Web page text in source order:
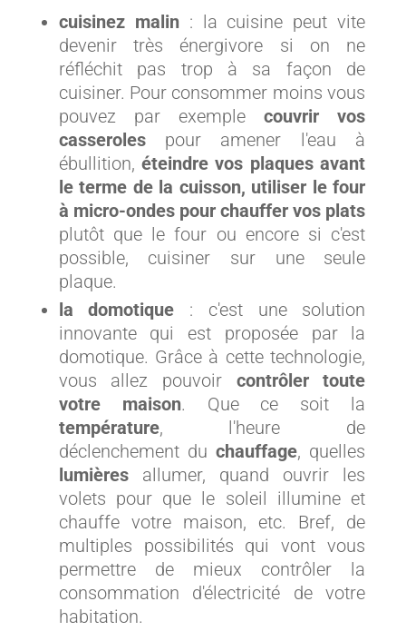
cuisinez malin: la cuisine peut vite
devenir très énergivore si on ne
réfléchit pas trop à sa façon de
cuisiner. Pour consommer moins vous
pouvez par exemplecouvrir vos
casserolespour amener l'eau à
ébullition, éteindre vos plaques avant
le terme de la cuisson, utiliser le four
à micro-ondes pour chauffer vos plats
plutôt que le four ou encore si c'est
possible, cuisiner sur une seule
plaque.
la domotique : c'est une solution
innovante qui est proposée par la
domotique. Grâce à cette technologie,
vous allez pouvoir contrôler toute
votre maison. Que ce soit la
température, l'heure de
déclenchement duchauffage, quelles
lumièresallumer, quand ouvrir les
volets pour que le soleil illumine et
chauffe votre maison, etc. Bref, de
multiples possibilités qui vont vous
permettre de mieux contrôler la
consommation d'électricité de votre
habitation.